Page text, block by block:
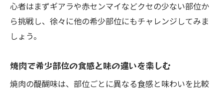
心者はまずギアラや赤センマイなどクセの少ない部位か
ら挑戦し、徐々に他の希少部位にもチャレンジしてみま
しょう。
焼肉で希少部位の食感と味の違いを楽しむ
焼肉の醍醐味は、部位ごとに異なる食感と味わいを比較